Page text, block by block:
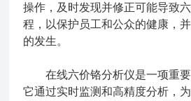
操作，及时发现并修正可能导致
程，以保护员工和公众的健康，
的发生。
在线六价铬分析仪是一项重要
它通过实时监测和高精度分析，